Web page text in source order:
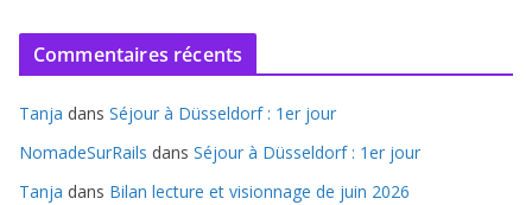
c
v
e
s
Commentaires récents
Tanja dans Séjour à Düsseldorf : 1er jour
NomadeSurRails dans Séjour à Düsseldorf : 1er jour
Tanja dans Bilan lecture et visionnage de juin 2026